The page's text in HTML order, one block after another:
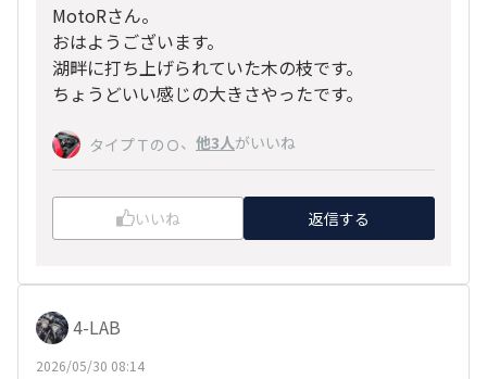
MotoRさん。
おはようございます。
湖畔に打ち上げられていた木の枝です。
ちょうどいい感じの大きさやったです。
タイプＴのＯ、 他3人がいいね
いいね 返信する
4-LAB
2026/05/30 08:14